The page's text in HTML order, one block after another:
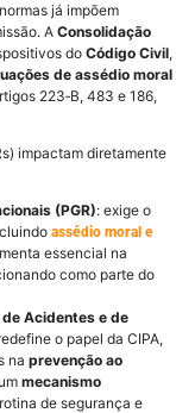
já impõem
A Consolidação
doCódigo Civil,
de assédio moral
223‑B, 483 e 186,
impactam diretamente
(PGR): exige o
assédio moral e
essencial na
como parte do
Acidentes e de
o papel da CIPA,
na prevenção ao
mecanismo
de segurança e